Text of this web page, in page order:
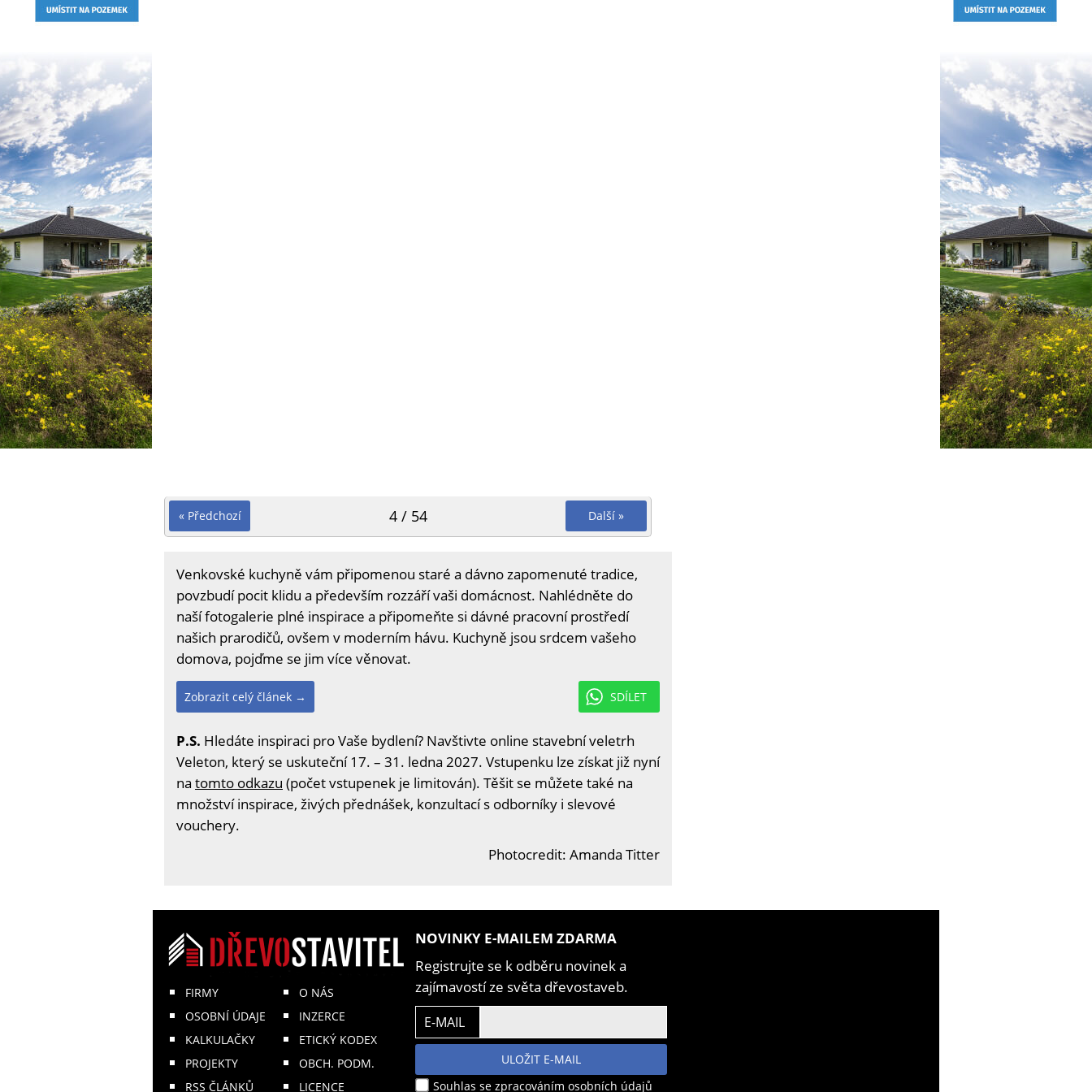
« Předchozí Další »
4 / 54
Venkovské kuchyně vám připomenou staré a dávno zapomenuté tradice,
povzbudí pocit klidu a především rozzáří vaši domácnost. Nahlédněte do
naší fotogalerie plné inspirace a připomeňte si dávné pracovní prostředí
našich prarodičů, ovšem v moderním hávu. Kuchyně jsou srdcem vašeho
domova, pojďme se jim více věnovat.
SDÍLET
Zobrazit celý článek →
P.S. Hledáte inspiraci pro Vaše bydlení? Navštivte online stavební veletrh
Veleton, který se uskuteční 17. – 31. ledna 2027. Vstupenku lze získat již nyní
na tomto odkazu (počet vstupenek je limitován). Těšit se můžete také na
množství inspirace, živých přednášek, konzultací s odborníky i slevové
vouchery.
Photocredit: Amanda Titter
FIRMY
OSOBNÍ ÚDAJE
KALKULAČKY
PROJEKTY
RSS ČLÁNKŮ
O NÁS
INZERCE
ETICKÝ KODEX
OBCH. PODM.
LICENCE
NOVINKY E-MAILEM ZDARMA
Registrujte se k odběru novinek a
zajímavostí ze světa dřevostaveb.
E-MAIL
ULOŽIT E-MAIL
Souhlas se zpracováním osobních údajů